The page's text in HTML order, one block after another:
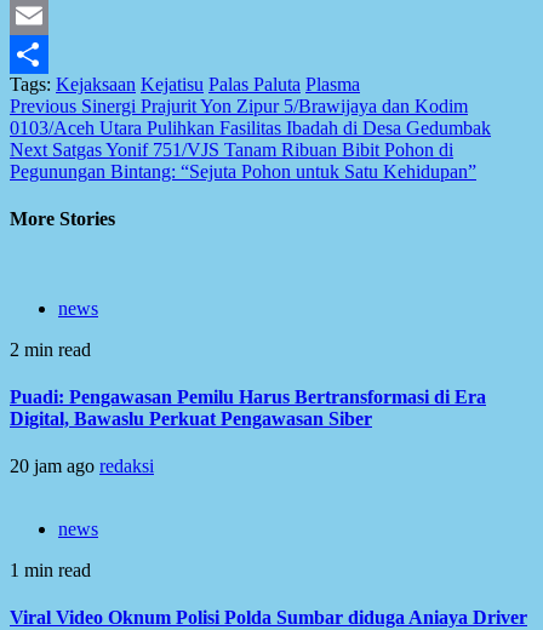
Facebook
Email
Share
Tags: Kejaksaan Kejatisu Palas Paluta Plasma
Post
navigation
Previous Sinergi Prajurit Yon Zipur 5/Brawijaya dan Kodim
0103/Aceh Utara Pulihkan Fasilitas Ibadah di Desa Gedumbak
Next Satgas Yonif 751/VJS Tanam Ribuan Bibit Pohon di
Pegunungan Bintang: “Sejuta Pohon untuk Satu Kehidupan”
More Stories
news
2 min read
Puadi: Pengawasan Pemilu Harus Bertransformasi di Era
Digital, Bawaslu Perkuat Pengawasan Siber
20 jam ago redaksi
news
1 min read
Viral Video Oknum Polisi Polda Sumbar diduga Aniaya Driver